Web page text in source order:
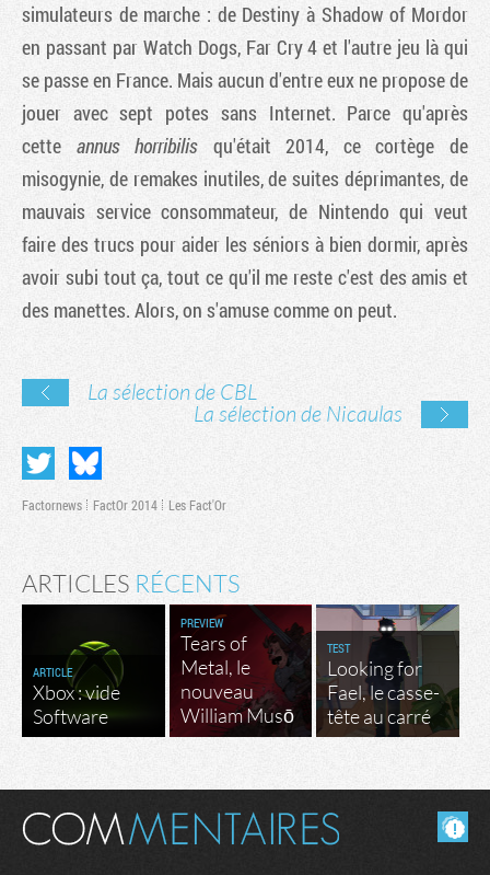
simulateurs de marche : de Destiny à Shadow of Mordor
en passant par Watch Dogs, Far Cry 4 et l'autre jeu là qui
se passe en France. Mais aucun d'entre eux ne propose de
jouer avec sept potes sans Internet. Parce qu'après
cette annus horribilis qu'était 2014, ce cortège de
misogynie, de remakes inutiles, de suites déprimantes, de
mauvais service consommateur, de Nintendo qui veut
faire des trucs pour aider les séniors à bien dormir, après
avoir subi tout ça, tout ce qu'il me reste c'est des amis et
des manettes. Alors, on s'amuse comme on peut.
La sélection de CBL
La sélection de Nicaulas
Factornews FactOr 2014 Les Fact'Or
ARTICLES RÉCENTS
ARTICLE
Xbox : vide
Software
PREVIEW
Tears of
Metal, le
nouveau
William Musō
TEST
Looking for
Fael, le casse-
tête au carré
Masquer les commentaires lus.